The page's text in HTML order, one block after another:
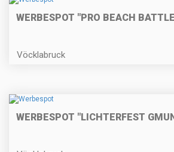
WERBESPOT "PRO BEACH
Vöcklabruck
WERBESPOT "LICHTERFEST